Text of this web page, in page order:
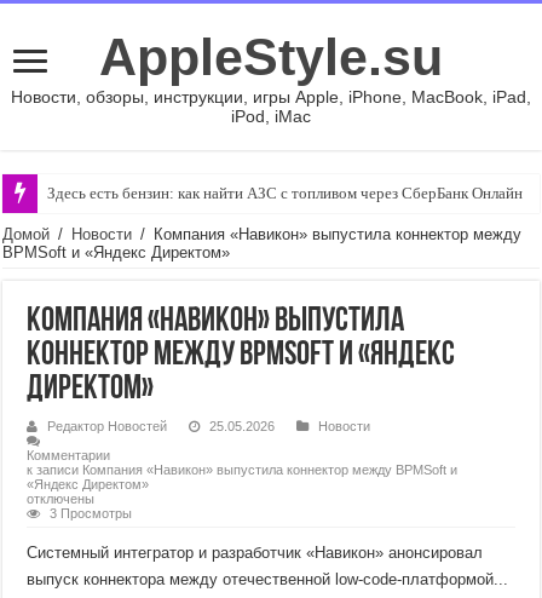
AppleStyle.su
Новости, обзоры, инструкции, игры Apple, iPhone, MacBook, iPad,
iPod, iMac
Здесь есть бензин: как найти АЗС с топливом через СберБанк Онлайн
Домой / Новости / Компания «Навикон» выпустила коннектор между
BPMSoft и «Яндекс Директом»
Компания «Навикон» выпустила
коннектор между BPMSoft и «Яндекс
Директом»
Редактор Новостей 25.05.2026
Новости
Комментарии
к записи Компания «Навикон» выпустила коннектор между BPMSoft и
«Яндекс Директом»
отключены
3 Просмотры
Системный интегратор и разработчик «Навикон» анонсировал
выпуск коннектора между отечественной low-code-платформой...